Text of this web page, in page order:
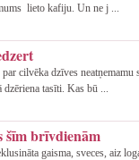
lieto kafiju. Un ne j ...
cilvēka dzīves neatņemamu
tasīti. Kas bū ...
šīm brīvdienām
gaisma, sveces, aiz